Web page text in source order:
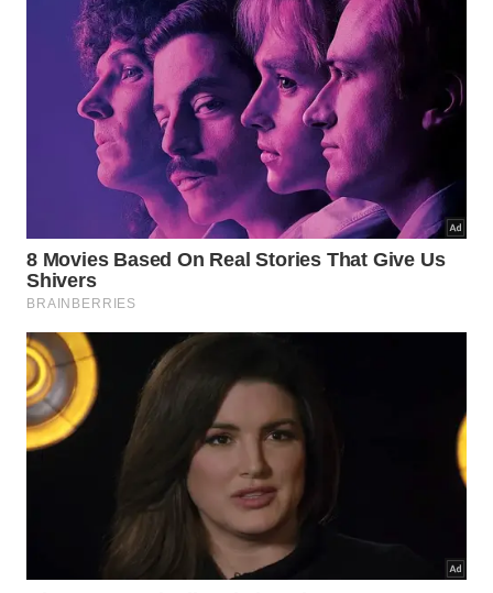
Jordi Cruzcostuma defender técnica mesmo em
preparos simples, e aqui isso aparece no tempo de
cocção. Ferver forte demais pode turvar o caldo;
manter fogo baixo preserva um resultado mais
limpo e agradável para tomar em xícara, tigela ou
prato fundo.
O que comer junto quando o apetite
ainda está fraco?
Depois de um resfriado, o acompanhamento precisa
respeitar o corpo.O caldo de legumes
base para uma refeição leve sem perder a proposta
inicial de comida quente e fácil de aceitar.
arroz branco cozido no próprio caldo;
massinha pequena, se a ideia for uma sopa mais
frango desfiado, quando já houver mais apetite;
torrada simples, para acompanhar sem roubar o
sabor;